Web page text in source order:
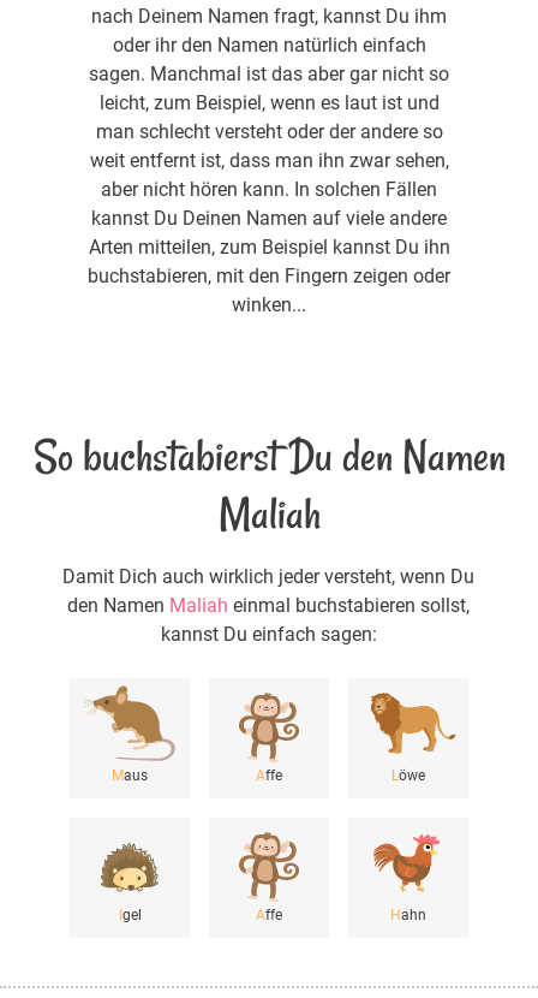
nach Deinem Namen fragt, kannst Du ihm
oder ihr den Namen natürlich einfach
sagen. Manchmal ist das aber gar nicht so
leicht, zum Beispiel, wenn es laut ist und
man schlecht versteht oder der andere so
weit entfernt ist, dass man ihn zwar sehen,
aber nicht hören kann. In solchen Fällen
kannst Du Deinen Namen auf viele andere
Arten mitteilen, zum Beispiel kannst Du ihn
buchstabieren, mit den Fingern zeigen oder
winken...
So buchstabierst Du den Namen
Maliah
Damit Dich auch wirklich jeder versteht, wenn Du
den Namen Maliah einmal buchstabieren sollst,
kannst Du einfach sagen:
Maus Affe L öwe
Igel Affe Hahn